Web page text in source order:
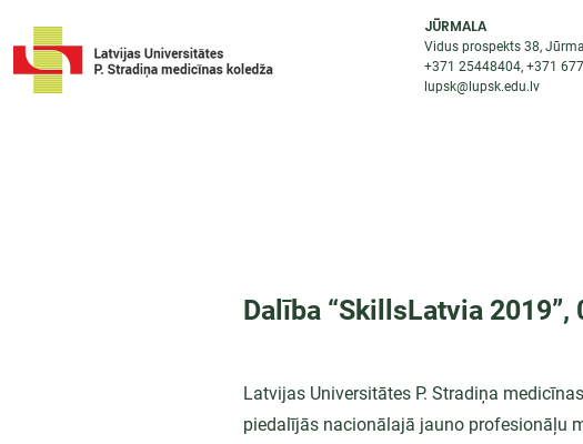
JŪRMALA
Vidus prospekts 38,
+371 25448404, +371
lupsk@lupsk.edu.lv
Dalība “SkillsLatvia
Latvijas Universitātes P. Stradiņa
piedalījās nacionālajā jauno profesionāļu